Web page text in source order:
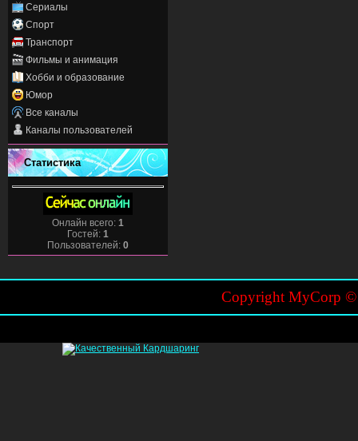
Сериалы
Спорт
Транспорт
Фильмы и анимация
Хобби и образование
Юмор
Все каналы
Каналы пользователей
Статистика
Онлайн всего: 1
Гостей: 1
Пользователей: 0
Copyright MyCorp